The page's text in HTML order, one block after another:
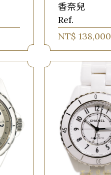
香奈兒
Ref.
NT$ 138,000